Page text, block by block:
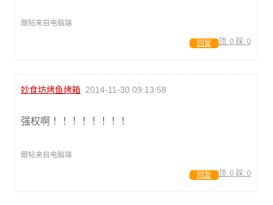
跟帖来自电脑端
顶: 0 踩: 0
回复
妙食坊烤鱼烤箱 2014-11-30 09:13:58
强权啊 ！！！！！！！！
跟帖来自电脑端
顶: 0 踩: 0
回复